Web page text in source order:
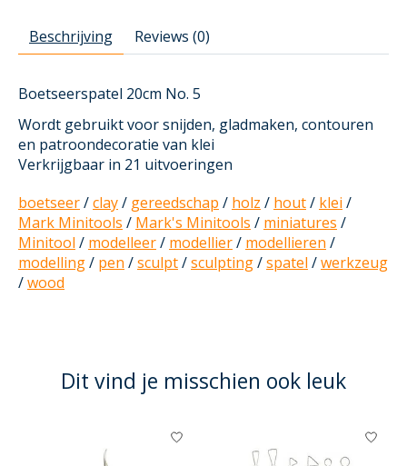
Beschrijving Reviews (0)
Boetseerspatel 20cm No. 5
Wordt gebruikt voor snijden, gladmaken, contouren
en patroondecoratie van klei
Verkrijgbaar in 21 uitvoeringen
boetseer/clay/ gereedschap / holz / hout/ klei /
Mark Minitools / Mark's Minitools / miniatures /
Minitool / modelleer/ modellier/ modellieren /
modelling/ pen /sculpt/sculpting/spatel /werkzeug
/wood
Dit vind je misschien ook leuk
Items van productcarrousel